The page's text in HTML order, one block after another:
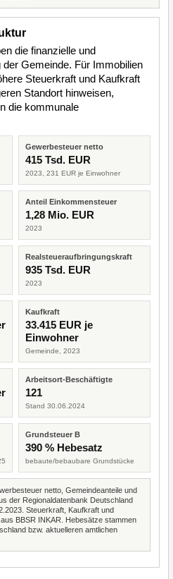
die finanzielle und
Gemeinde. Für Immobilien
Steuerkraft und Kaufkraft
Standort hinweisen,
die kommunale
Gewerbesteuer netto
415 Tsd. EUR
2023, 231 EUR je Einwohner
Anteil Einkommensteuer
1,28 Mio. EUR
2023
Realsteueraufbringungskraft
935 Tsd. EUR
2023
Kaufkraft
33.415 EUR je
Einwohner
Gemeinde, 2023
Arbeitsort-Beschäftigte
121
Stand 30.06.2024
Grundsteuer B
390 % Hebesatz
bebaute/bebaubare Grundstücke
netto, Gemeindeanteile und
der Regionaldatenbank Deutschland
Steuerkraft, Kaufkraft und
BBSR INKAR. Hebesätze stammen
bzw. aktuelleren amtlichen